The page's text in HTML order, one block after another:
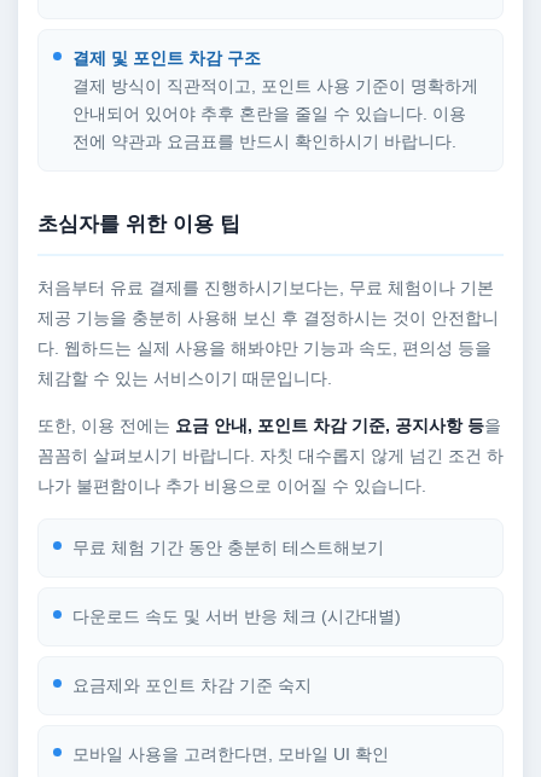
결제 및 포인트 차감 구조
결제 방식이 직관적이고, 포인트 사용 기준이 명확하게
안내되어 있어야 추후 혼란을 줄일 수 있습니다. 이용
전에 약관과 요금표를 반드시 확인하시기 바랍니다.
초심자를 위한 이용 팁
처음부터 유료 결제를 진행하시기보다는, 무료 체험이나 기본
제공 기능을 충분히 사용해 보신 후 결정하시는 것이 안전합니
다. 웹하드는 실제 사용을 해봐야만 기능과 속도, 편의성 등을
체감할 수 있는 서비스이기 때문입니다.
또한, 이용 전에는 요금 안내, 포인트 차감 기준, 공지사항 등을
꼼꼼히 살펴보시기 바랍니다. 자칫 대수롭지 않게 넘긴 조건 하
나가 불편함이나 추가 비용으로 이어질 수 있습니다.
무료 체험 기간 동안 충분히 테스트해보기
다운로드 속도 및 서버 반응 체크 (시간대별)
요금제와 포인트 차감 기준 숙지
모바일 사용을 고려한다면, 모바일 UI 확인